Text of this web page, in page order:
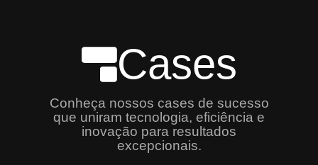
Cases
Conheça nossos cases de sucesso
que uniram tecnologia, eficiência e
inovação para resultados
excepcionais.